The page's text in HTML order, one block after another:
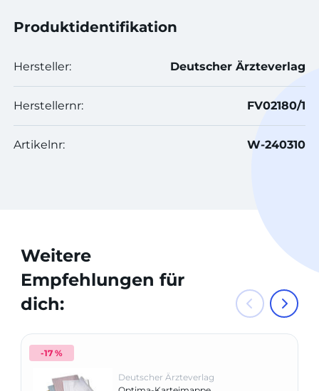
Produktidentifikation
Hersteller: Deutscher Ärzteverlag
Herstellernr: FV02180/1
Artikelnr: W-240310
Weitere
Empfehlungen für
dich:
-17 %
Deutscher Ärzteverlag